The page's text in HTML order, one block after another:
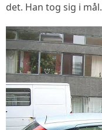
det. Han tog sig i mål.